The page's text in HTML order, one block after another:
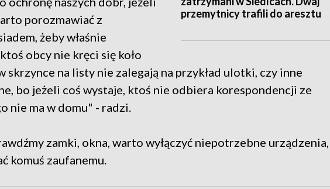
przemytnicy trafili do aresztu
porozmawiać z
żeby właśnie
obcy nie kręci się koło
skrzynce na listy nie zalegają na przykład ulotki, czy inne
bo jeżeli coś wystaje, ktoś nie odbiera korespondencji ze
nie ma w domu" - radzi.
zamki, okna, warto wyłączyć niepotrzebne urządzenia,
komuś zaufanemu.